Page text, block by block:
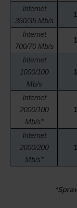
Internet
350/35 Mb/s
Internet
700/70 Mb/s
Internet
1000/100
Mb/s
Internet
2000/100
Mb/s*
Internet
2000/200
Mb/s*